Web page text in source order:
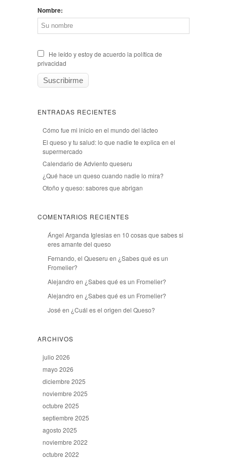
Nombre:
He leído y estoy de acuerdo la política de
privacidad
ENTRADAS RECIENTES
Cómo fue mi inicio en el mundo del lácteo
El queso y tu salud: lo que nadie te explica en el
supermercado
Calendario de Adviento queseru
¿Qué hace un queso cuando nadie lo mira?
Otoño y queso: sabores que abrigan
COMENTARIOS RECIENTES
Ángel Arganda Iglesiasen 10 cosas que sabes si
eres amante del queso
Fernando, el Queseru en ¿Sabes qué es un
Fromelier?
Alejandro en ¿Sabes qué es un Fromelier?
Alejandro en ¿Sabes qué es un Fromelier?
José en ¿Cuál es el origen del Queso?
ARCHIVOS
julio 2026
mayo 2026
diciembre 2025
noviembre 2025
octubre 2025
septiembre 2025
agosto 2025
noviembre 2022
octubre 2022